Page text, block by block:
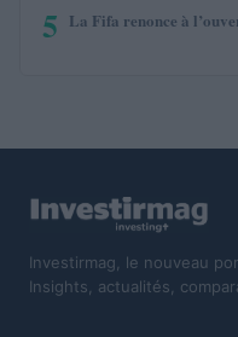
5 La Fifa renonce à
Investirmag, le nouveau
Insights, actualités,